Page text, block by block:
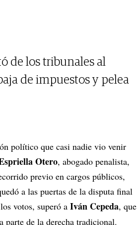
de los tribunales al
de impuestos y pelea
político que casi nadie vio venir
Otero, abogado penalista,
previo en cargos públicos,
a las puertas de la disputa final
votos, superó a Iván Cepeda, que
parte de la derecha tradicional.